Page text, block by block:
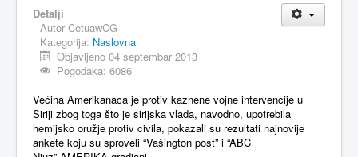
Detalji
Autor CetuawCG
Kategorija: Naslovna
Objavljeno 04 septembar 2013
Pogodaka: 6086
Većina Amerikanaca je protiv kaznene vojne intervencije u
Siriji zbog toga što je sirijska vlada, navodno, upotrebila
hemijsko oružje protiv civila, pokazali su rezultati najnovije
ankete koju su sproveli “Vašington post” i “ABC